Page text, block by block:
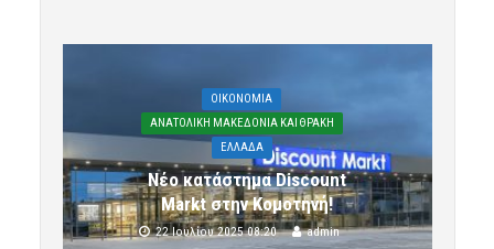
OIKONOMIA
ΑΝΑΤΟΛΙΚΗ ΜΑΚΕΔΟΝΙΑ ΚΑΙ ΘΡΑΚΗ
ΕΛΛΑΔΑ
Νέο κατάστημα Discount
Markt στην Κομοτηνή!
22 Ιουλίου 2025 08:20 admin